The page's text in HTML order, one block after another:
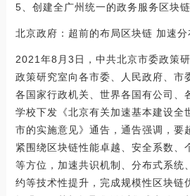
5、创建全广州统一的政务服务区块链
北京政府：超前的布局区块链 加速
2021年8月3日，中共北京市委政策
政策研究室向各市委、人民政府、市
各国家行政机关、世界各国有公司、
学校下发《北京有关加速基本建设全
市的实施意见》通告，通告强调，要
紧围绕区块链性能卓越、安全系数、
等方位，加速共识机制、分布式系统
约等技术性提升，完成规模性区块链